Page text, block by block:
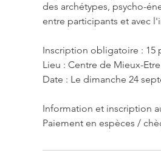
des archétypes, psycho-
entre participants et avec
Inscription obligatoire : 15
Lieu : Centre de Mieux-
Date : Le dimanche 24
Information et inscription
Paiement en espèces /